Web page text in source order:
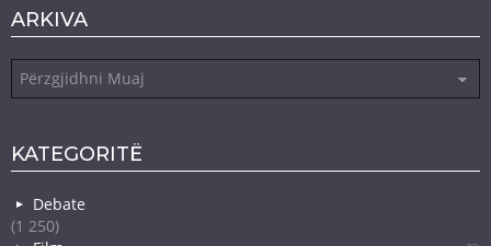
ARKIVA
KATEGORITË
Debate
(1 250)